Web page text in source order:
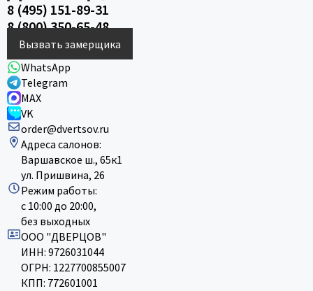
8 (495) 151-89-31
8 (800) 350-65-48
Вызвать замерщика
WhatsApp
Telegram
MAX
VK
order@dvertsov.ru
Адреса салонов:
Варшавское ш., 65к1
ул. Пришвина, 26
Режим работы:
с 10:00 до 20:00,
без выходных
ООО "ДВЕРЦОВ"
ИНН: 9726031044
ОГРН: 1227700855007
КПП: 772601001